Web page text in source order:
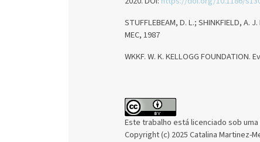
STUFFLEBEAM, D. L.; SHINKFIELD,
MEC, 1987
WKKF. W. K. KELLOGG
Este trabalho está licenciado sob uma
Copyright (c) 2025 Catalina Martinez-